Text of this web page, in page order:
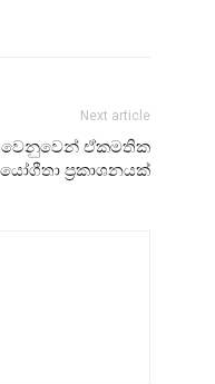
Next article
වෙනුවෙන් ඒකමතික
ප්‍රකාශනයක්